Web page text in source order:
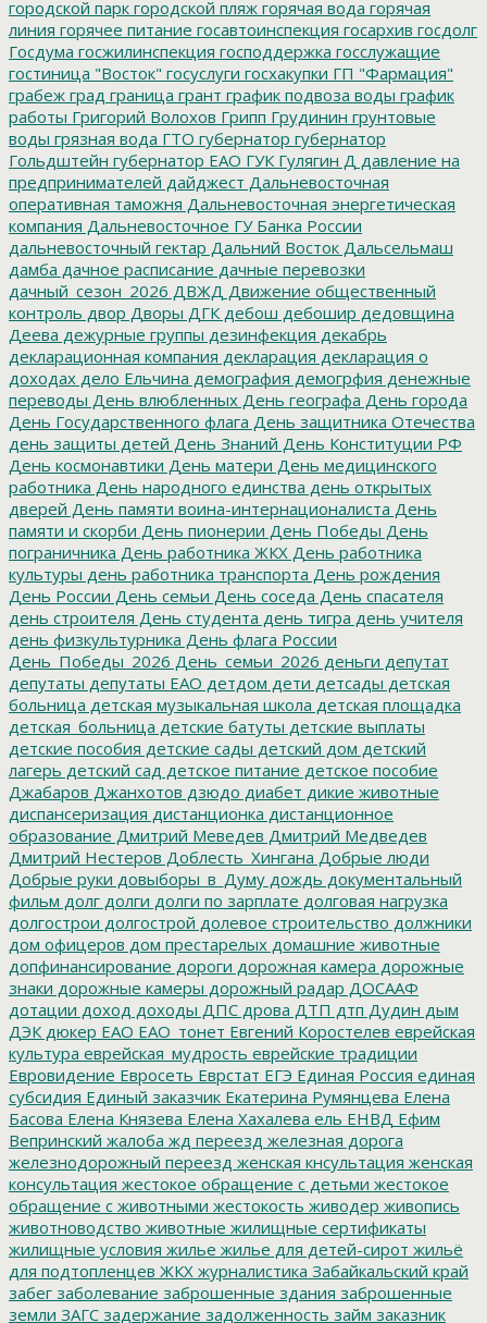
городской парк городской пляж горячая вода горячая
линия горячее питание госавтоинспекция госархив госдолг
Госдума госжилинспекция господдержка госслужащие
гостиница "Восток" госуслуги госхакупки ГП "Фармация"
грабеж град граница грант график подвоза воды график
работы Григорий Волохов Грипп Грудинин грунтовые
воды грязная вода ГТО губернатор губернатор
Гольдштейн губернатор ЕАО ГУК Гулягин Д давление на
предпринимателей дайджест Дальневосточная
оперативная таможня Дальневосточная энергетическая
компания Дальневосточное ГУ Банка России
дальневосточный гектар Дальний Восток Дальсельмаш
дамба дачное расписание дачные перевозки
дачный_сезон_2026 ДВЖД Движение общественный
контроль двор Дворы ДГК дебош дебошир дедовщина
Деева дежурные группы дезинфекция декабрь
декларационная компания декларация декларация о
доходах дело Ельчина демография демогрфия денежные
переводы День влюбленных День географа День города
День Государственного флага День защитника Отечества
день защиты детей День Знаний День Конституции РФ
День космонавтики День матери День медицинского
работника День народного единства день открытых
дверей День памяти воина-интернационалиста День
памяти и скорби День пионерии День Победы День
пограничника День работника ЖКХ День работника
культуры день работника транспорта День рождения
День России День семьи День соседа День спасателя
день строителя День студента день тигра день учителя
день физкультурника День флага России
День_Победы_2026 День_семьи_2026 деньги депутат
депутаты депутаты ЕАО детдом дети детсады детская
больница детская музыкальная школа детская площадка
детская_больница детские батуты детские выплаты
детские пособия детские сады детский дом детский
лагерь детский сад детское питание детское пособие
Джабаров Джанхотов дзюдо диабет дикие животные
диспансеризация дистанционка дистанционное
образование Дмитрий Меведев Дмитрий Медведев
Дмитрий Нестеров Доблесть_Хингана Добрые люди
Добрые руки довыборы_в_Думу дождь документальный
фильм долг долги долги по зарплате долговая нагрузка
долгострои долгострой долевое строительство должники
дом офицеров дом престарелых домашние животные
допфинансирование дороги дорожная камера дорожные
знаки дорожные камеры дорожный радар ДОСААФ
дотации доход доходы ДПС дрова ДТП дтп Дудин дым
ДЭК дюкер ЕАО ЕАО_тонет Евгений Коростелев еврейская
культура еврейская_мудрость еврейские традиции
Евровидение Евросеть Еврстат ЕГЭ Единая Россия единая
субсидия Единый заказчик Екатерина Румянцева Елена
Басова Елена Князева Елена Хахалева ель ЕНВД Ефим
Вепринский жалоба жд переезд железная дорога
железнодорожный переезд женская кнсультация женская
консультация жестокое обращение с детьми жестокое
обращение с животными жестокость живодер живопись
животноводство животные жилищные сертификаты
жилищные условия жилье жилье для детей-сирот жильё
для подтопленцев ЖКХ журналистика Забайкальский край
забег заболевание заброшенные здания заброшенные
земли ЗАГС задержание задолженность займ заказник